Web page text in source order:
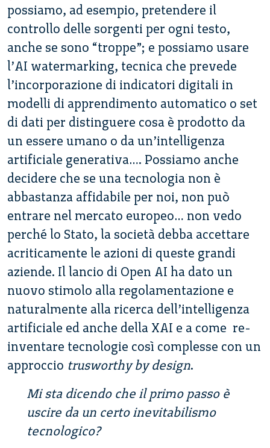
possiamo, ad esempio, pretendere il
controllo delle sorgenti per ogni testo,
anche se sono “troppe”; e possiamo usare
l’AI watermarking, tecnica che prevede
l’incorporazione di indicatori digitali in
modelli di apprendimento automatico o set
di dati per distinguere cosa è prodotto da
un essere umano o da un’intelligenza
artificiale generativa…. Possiamo anche
decidere che se una tecnologia non è
abbastanza affidabile per noi, non può
entrare nel mercato europeo… non vedo
perché lo Stato, la società debba accettare
acriticamente le azioni di queste grandi
aziende. Il lancio di Open AI ha dato un
nuovo stimolo alla regolamentazione e
naturalmente alla ricerca dell’intelligenza
artificiale ed anche della XAI e a come re-
inventare tecnologie così complesse con un
approccio trusworthy by design.
Mi sta dicendo che il primo passo è
uscire da un certo inevitabilismo
tecnologico?